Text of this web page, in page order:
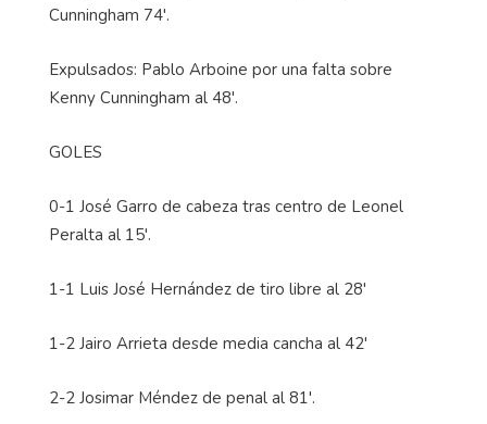
Cunningham 74'.
Expulsados: Pablo Arboine por una falta sobre
Kenny Cunningham al 48'.
GOLES
0-1 José Garro de cabeza tras centro de Leonel
Peralta al 15'.
1-1 Luis José Hernández de tiro libre al 28'
1-2 Jairo Arrieta desde media cancha al 42'
2-2 Josimar Méndez de penal al 81'.